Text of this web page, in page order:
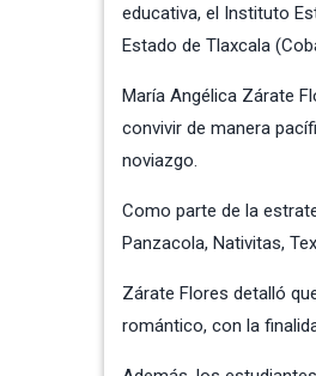
educativa, el Instituto
Estado de Tlaxcala (
María Angélica Zárate
convivir de manera
noviazgo.
Como parte de la
Panzacola, Nativitas,
Zárate Flores detalló
romántico, con la